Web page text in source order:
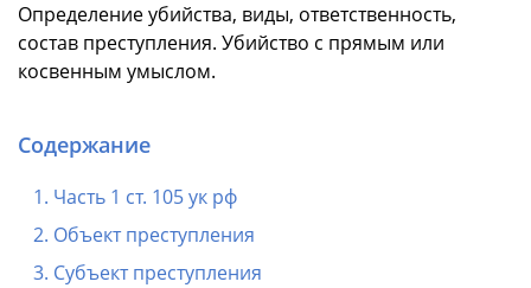
Определение убийства, виды, ответственность,
состав преступления. Убийство с прямым или
косвенным умыслом.
Содержание
Часть 1 ст. 105 ук рф
Объект преступления
Субъект преступления